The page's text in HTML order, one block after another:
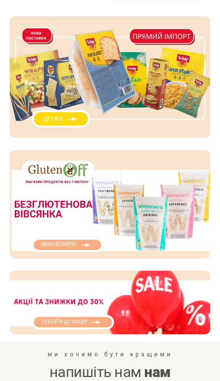
ДЕТАЛІ
ЗАМОВЛЯЙТЕ!
ПЕРЕЙТИ ДО АКЦІЙ
ми хочемо бути кращими
напишіть нам нам